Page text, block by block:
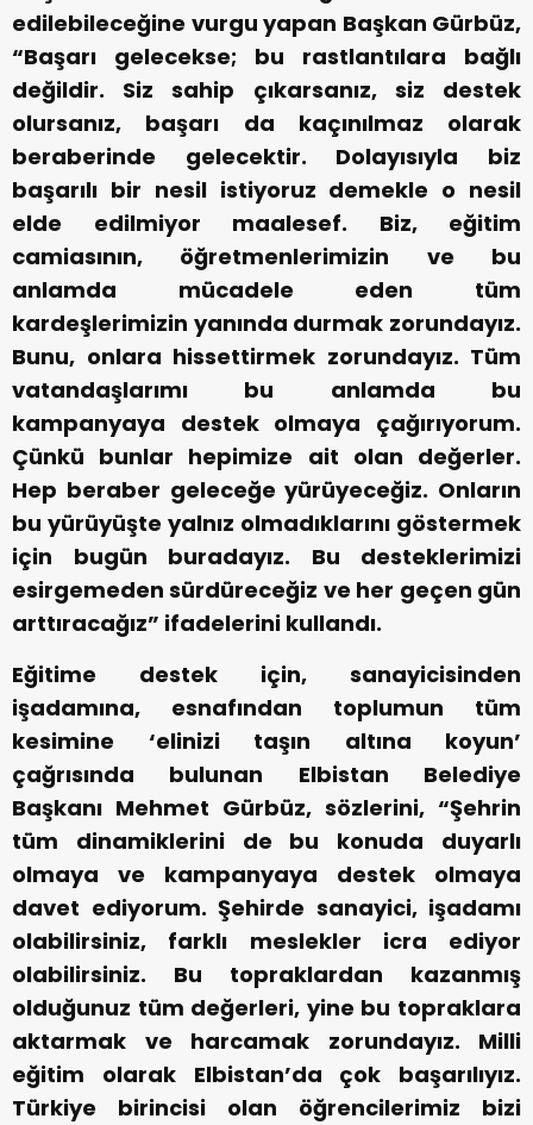
edilebileceğine vurgu yapan Başkan Gürbüz,
“Başarı gelecekse; bu rastlantılara bağlı
değildir. Siz sahip çıkarsanız, siz destek
olursanız, başarı da kaçınılmaz olarak
beraberinde gelecektir. Dolayısıyla biz
başarılı bir nesil istiyoruz demekle o nesil
elde edilmiyor maalesef. Biz, eğitim
camiasının, öğretmenlerimizin ve bu
anlamda mücadele eden tüm
kardeşlerimizin yanında durmak zorundayız.
Bunu, onlara hissettirmek zorundayız. Tüm
vatandaşlarımı bu anlamda bu
kampanyaya destek olmaya çağırıyorum.
Çünkü bunlar hepimize ait olan değerler.
Hep beraber geleceğe yürüyeceğiz. Onların
bu yürüyüşte yalnız olmadıklarını göstermek
için bugün buradayız. Bu desteklerimizi
esirgemeden sürdüreceğiz ve her geçen gün
arttıracağız” ifadelerini kullandı.
Eğitime destek için, sanayicisinden
işadamına, esnafından toplumun tüm
kesimine ‘elinizi taşın altına koyun’
çağrısında bulunan Elbistan Belediye
Başkanı Mehmet Gürbüz, sözlerini, “Şehrin
tüm dinamiklerini de bu konuda duyarlı
olmaya ve kampanyaya destek olmaya
davet ediyorum. Şehirde sanayici, işadamı
olabilirsiniz, farklı meslekler icra ediyor
olabilirsiniz. Bu topraklardan kazanmış
olduğunuz tüm değerleri, yine bu topraklara
aktarmak ve harcamak zorundayız. Milli
eğitim olarak Elbistan’da çok başarılıyız.
Türkiye birincisi olan öğrencilerimiz bizi